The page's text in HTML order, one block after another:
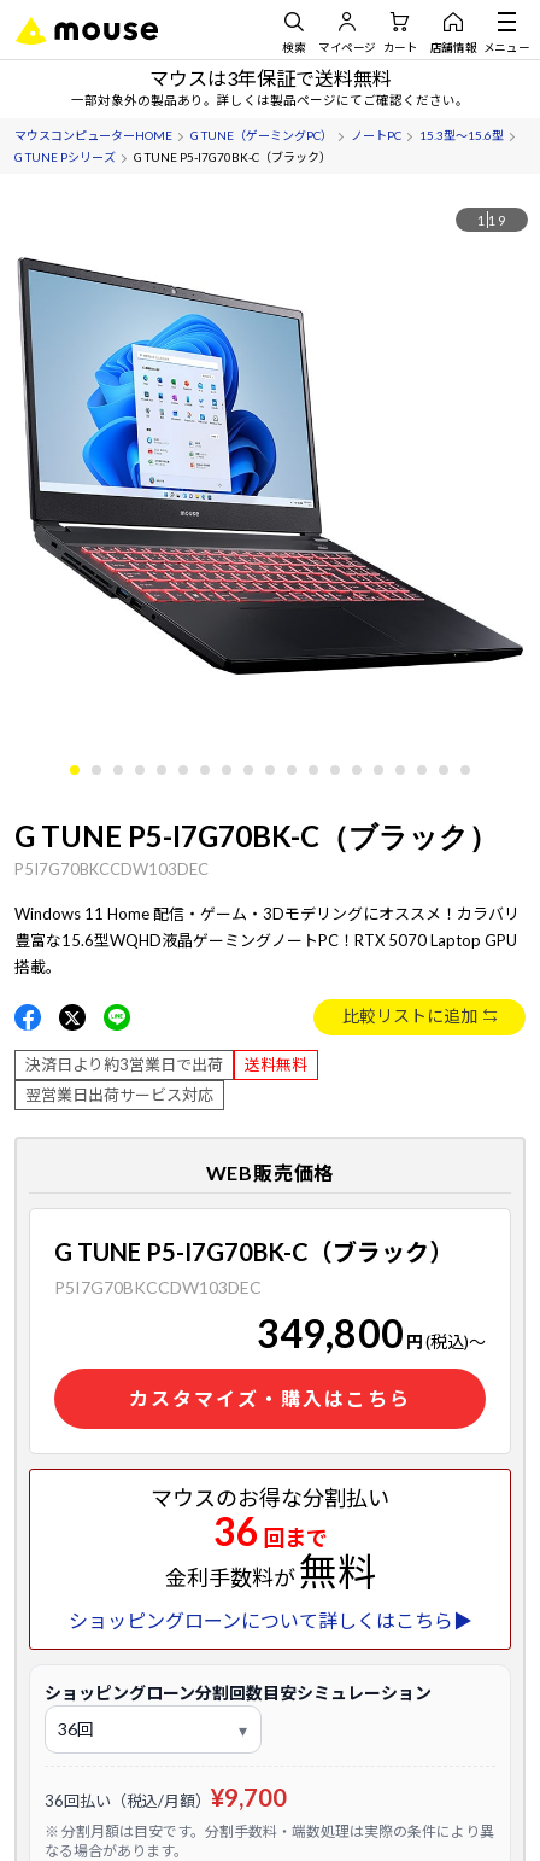
検索 マイページ カート 店舗情報 メニュー
マウスは3年保証で送料無料
一部対象外の製品あり。詳しくは製品ページにてご確認ください。
マウスコンピューターHOME G TUNE（ゲーミングPC） ノートPC
15.3型～15.6型
G TUNE Pシリーズ
G TUNE P5-I7G70BK-C（ブラック）
1 19
G TUNE P5-I7G70BK-C（ブラック）
P5I7G70BKCCDW103DEC
Windows 11 Home 配信・ゲーム・3Dモデリングにオススメ！カラバリ
豊富な15.6型WQHD液晶ゲーミングノートPC！RTX 5070 Laptop GPU
搭載。
比較リストに追加
決済日より約3営業日で出荷
送料無料
翌営業日出荷サービス対応
WEB販売価格
G TUNE P5-I7G70BK-C（ブラック）
P5I7G70BKCCDW103DEC
349,800 円(税込)～
カスタマイズ・購入はこちら
マウスのお得な分割払い
36 回まで
金利手数料が無料
ショッピングローンについて詳しくはこちら▶
ショッピングローン分割回数目安シミュレーション
36回払い（税込/月額） ¥9,700
※ 分割月額は目安です。分割手数料・端数処理は実際の条件により異
なる場合があります。